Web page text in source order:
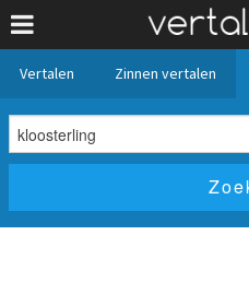
Vertalen Zinnen vertalen